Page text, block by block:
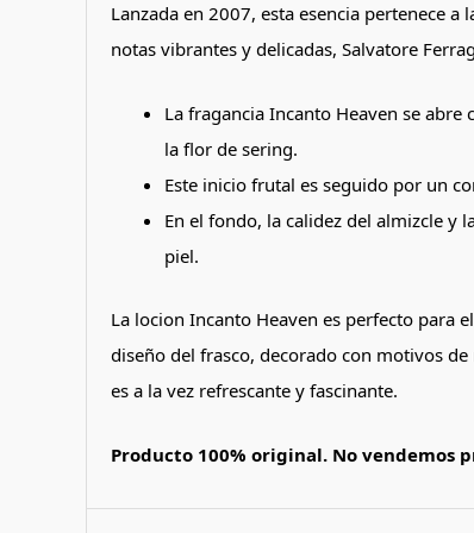
Lanzada en 2007, esta esencia pertenece
notas vibrantes y delicadas, Salvatore
La fragancia Incanto Heaven se
la flor de sering.
Este inicio frutal es seguido por un
En el fondo, la calidez del almizcle y
piel.
La locion Incanto Heaven es perfecto para
diseño del frasco, decorado con motivos
es a la vez refrescante y fascinante.
Producto 100% original. No vendemos